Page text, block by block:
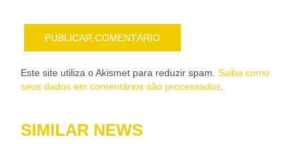
Este site utiliza o Akismet para reduzir spam. Saiba como
seus dados em comentários são processados
SIMILAR NEWS